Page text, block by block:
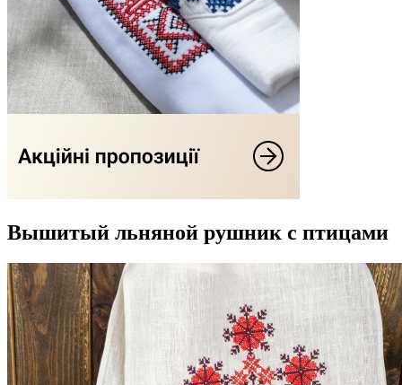
Вышитый льняной рушник с птицами